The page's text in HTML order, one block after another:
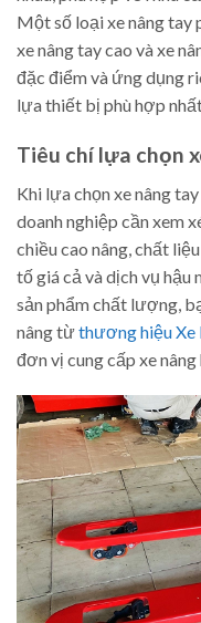
Một số loại xe nâng tay
xe nâng tay cao và xe
đặc điểm và ứng dụng
lựa thiết bị phù hợp
Tiêu chí lựa chọn
Khi lựa chọn xe nâng
doanh nghiệp cần xem
chiều cao nâng, chất
tố giá cả và dịch vụ
sản phẩm chất lượng,
nâng từthương hiệu Xe
đơn vị cung cấp xe